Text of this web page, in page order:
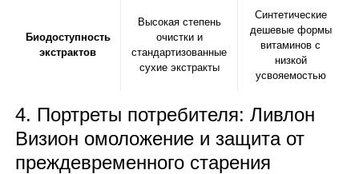
Биодоступность
экстрактов
Высокая степень
очистки и
стандартизованные
сухие экстракты
Синтетические
дешевые формы
витаминов с
низкой
усвояемостью
4. Портреты потребителя: Ливлон
Визион омоложение и защита от
преждевременного старения